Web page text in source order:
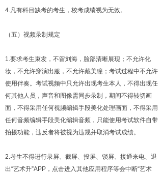
4.凡有科目缺考的考生，校考成绩视为无效。
（五）视频录制规定
1.要求考生束发，不留刘海，脸部清晰展现；不允许化
妆，不允许穿演出服，不允许戴美瞳；考试过程中不允许
使用伴奏。考试视频中只允许出现考生本人，不得出现任
何其他人员，声音和图像需同步录制，期间不得转切画
面，不得采用任何视频编辑手段美化处理画面，不得采用
任何音频编辑手段美化编辑音频，只能使用考试软件自带
拍摄功能，违反者将被视为违规并取消考试成绩。
2.考生不得进行录屏、截屏、投屏、锁屏、接通来电、退
出“艺术升”APP，点击进入其他应用程序等会中断“艺术